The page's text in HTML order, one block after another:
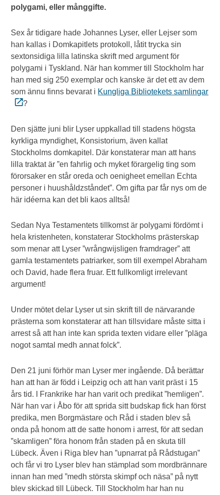
polygami, eller månggifte.
Sex år tidigare hade Johannes Lyser, eller Lejser som
han kallas i Domkapitlets protokoll, låtit trycka sin
sextonsidiga lilla latinska skrift med argument för
polygami i Tyskland. När han kommer till Stockholm har
han med sig 250 exemplar och kanske är det ett av dem
som ännu finns bevarat i Kungliga Bibliotekets samlingar
?
Den sjätte juni blir Lyser uppkallad till stadens högsta
kyrkliga myndighet, Konsistorium, även kallat
Stockholms domkapitel. Där konstaterar man att hans
lilla traktat är ”en fahrlig och myket förargelig ting som
förorsaker en står oreda och oenigheet emellan Echta
personer i huushåldzståndet”. Om gifta par får nys om de
här idéerna kan det bli kaos alltså!
Sedan Nya Testamentets tillkomst är polygami fördömt i
hela kristenheten, konstaterar Stockholms prästerskap
som menar att Lyser ”wrångwijsligen framdrager” att
gamla testamentets patriarker, som till exempel Abraham
och David, hade flera fruar. Ett fullkomligt irrelevant
argument!
Under mötet delar Lyser ut sin skrift till de närvarande
prästerna som konstaterar att han tillsvidare måste sitta i
arrest så att han inte kan sprida texten vidare eller ”pläga
nogot samtal medh annat folck”.
Den 21 juni förhör man Lyser mer ingående. Då berättar
han att han är född i Leipzig och att han varit präst i 15
års tid. I Frankrike har han varit och predikat ”hemligen”.
När han var i Åbo för att sprida sitt budskap fick han först
predika, men Borgmästare och Råd i staden blev så
onda på honom att de satte honom i arrest, för att sedan
”skamligen” föra honom från staden på en skuta till
Lübeck. Även i Riga blev han ”upnarrat på Rådstugan”
och får vi tro Lyser blev han stämplad som mordbrännare
innan han med ”medh största skimpf och näsa” på nytt
blev skickad till Lübeck. Till Stockholm har han nu